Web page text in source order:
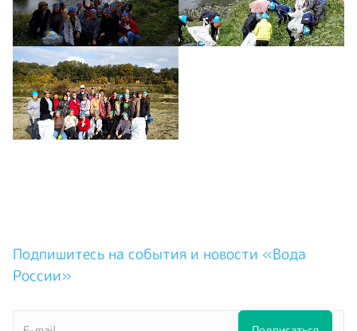
Подпишитесь на события и новости «Вода
России»